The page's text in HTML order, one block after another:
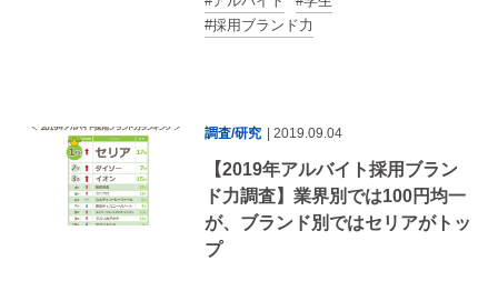
採用ブランド力
調査/研究 | 2019.09.04
【2019年アルバイト採用ブラン
ド力調査】業界別では100円均一
が、ブランド別ではセリアがトッ
プ